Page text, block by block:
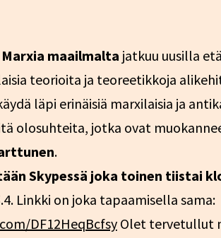
Marxia maailmalta jatkuu uusilla
teorioita ja teoreetikkoja
läpi erinäisiä marxilaisia ja
olosuhteita, jotka ovat
.
Skypessä joka toinen tiistai
Linkki on joka tapaamisella sama:
DF12HeqBcfsyOlet tervetullut